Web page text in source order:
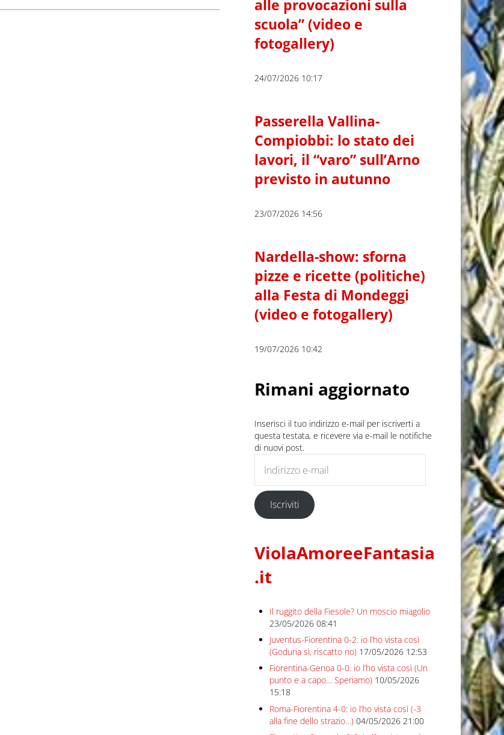
alle provocazioni sulla
scuola” (video e
fotogallery)
24/07/2026 10:17
Passerella Vallina-
Compiobbi: lo stato dei
lavori, il “varo” sull’Arno
previsto in autunno
23/07/2026 14:56
Nardella-show: sforna
pizze e ricette (politiche)
alla Festa di Mondeggi
(video e fotogallery)
19/07/2026 10:42
Rimani aggiornato
Inserisci il tuo indirizzo e-mail per iscriverti a
questa testata, e ricevere via e-mail le notifiche
di nuovi post.
Iscriviti
ViolaAmoreeFantasia
.it
Il ruggito della Fiesole? Un moscio miagolio
23/05/2026 08:41
Juventus-Fiorentina 0-2: io l’ho vista così
(Goduria sì, riscatto no) 17/05/2026 12:53
Fiorentina-Genoa 0-0: io l’ho vista così (Un
punto e a capo… Speriamo) 10/05/2026
15:18
Roma-Fiorentina 4-0: io l’ho vista così (-3
alla fine dello strazio…) 04/05/2026 21:00